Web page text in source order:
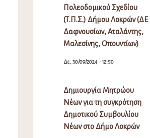
Πολεοδομικού Σχεδίου
(Τ.Π.Σ.) Δήμου Λοκρών (ΔΕ
Δαφνουσίων, Αταλάντης,
Μαλεσίνης, Οπουντίων)
Δε, 30/09/2024 - 12:50
Δημιουργία Μητρώου
Νέων για τη συγκρότηση
Δημοτικού Συμβουλίου
Νέων στο Δήμο Λοκρών